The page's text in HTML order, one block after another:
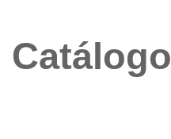
Catálogo